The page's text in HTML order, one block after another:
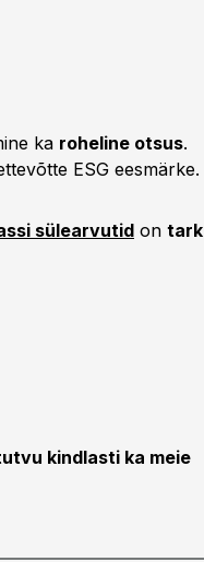
ka roheline otsus.
ESG eesmärke.
sülearvutid on tark
kindlasti ka meie